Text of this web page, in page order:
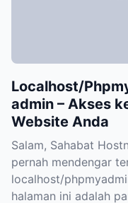
Localhost/
admin – Akses
Website Anda
Salam, Sahabat
pernah mendengar
localhost/
halaman ini adalah